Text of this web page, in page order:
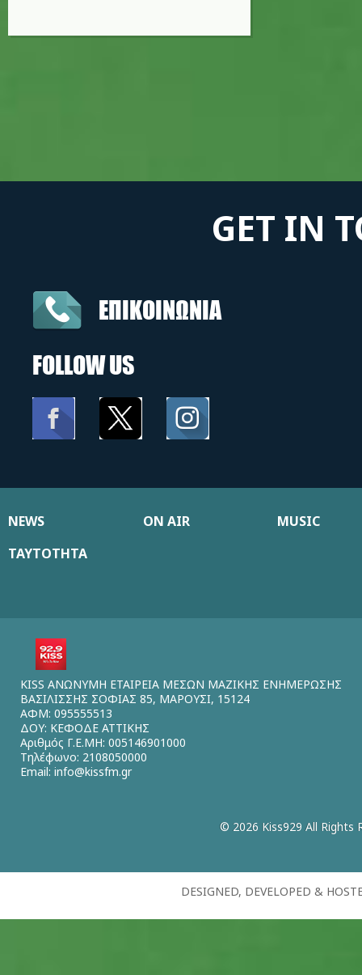
GET IN
ΕΠΙΚΟΙΝΩΝΙΑ
FOLLOW US
NEWS ON AIR
MUSIC
ΤΑΥΤΟΤΗΤΑ
KISS ΑΝΩΝΥΜΗ ΕΤΑΙΡΕΙΑ ΜΕΣΩΝ ΜΑΖΙΚΗΣ ΕΝΗΜΕΡΩΣΗΣ
ΒΑΣΙΛΙΣΣΗΣ ΣΟΦΙΑΣ 85, ΜΑΡΟΥΣΙ, 15124
ΑΦΜ: 095555513
ΔΟΥ: ΚΕΦΟΔΕ ΑΤΤΙΚΗΣ
Αριθμός Γ.Ε.ΜΗ: 005146901000
Τηλέφωνο: 2108050000
Email: info@kissfm.gr
© 2026 Kiss929 All Rights
DESIGNED, DEVELOPED &